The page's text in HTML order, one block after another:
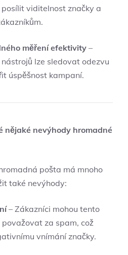
viditelnost značky a
měření efektivity –
nástrojů lze sledovat odezvu
úspěšnost kampaní.
nějaké nevýhody hromadné
pošta má mnoho
také nevýhody:
– Zákazníci mohou tento
za spam, což
vnímání značky.